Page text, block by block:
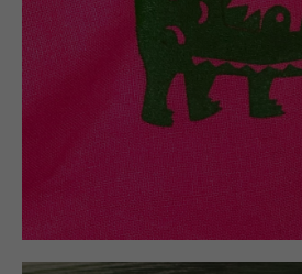
Plakate
UNTERRICHT